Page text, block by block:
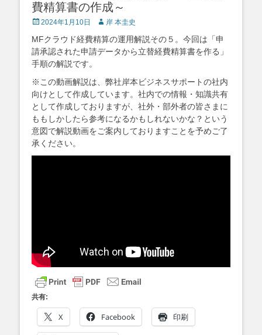
費精算書の作成～
Posted
2024年1月10日 Author
岸 本圭史
MFクラウド経費精算の運用解説その５。今回は「申
請承認された申請データから立替経費精算書を作る」
手順の解説です。
※この動画解説は、弊社岸本ビジネスサポートの社内
向けとして作成しています。社内での情報・知識共有
として作成しておりますが、社外・部外者の皆さまに
ももしかしたら参考になるかもしれないかな？という
意図で解説動画をご案内しておりますことを予めご了
承ください。
共有:
X Facebook 印刷